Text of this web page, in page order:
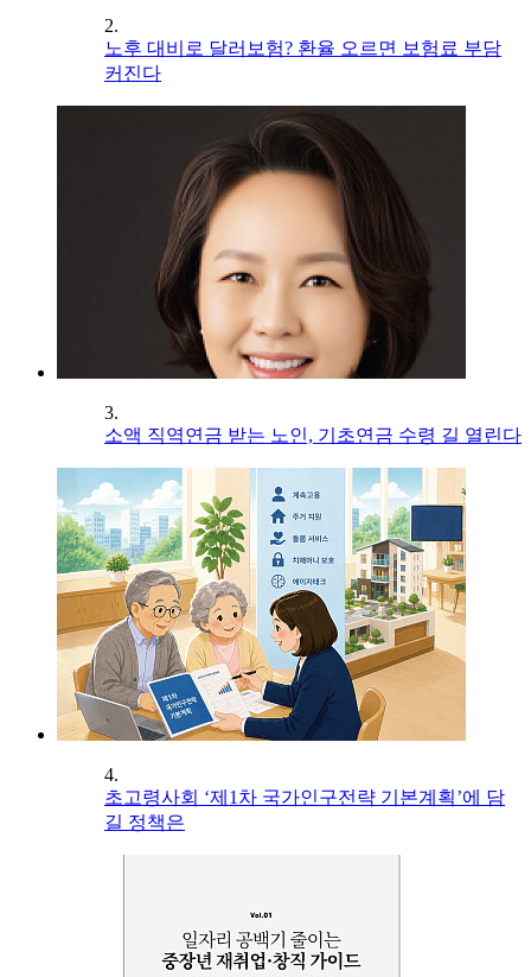
2.
노후 대비로 달러보험? 환율 오르면 보험료 부담
커진다
3.
소액 직역연금 받는 노인, 기초연금 수령 길 열린다
4.
초고령사회 ‘제1차 국가인구전략 기본계획’에 담
길 정책은